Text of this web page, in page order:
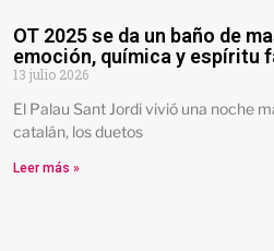
OT 2025 se da un baño de
emoción, química y espíritu
13 julio 2026
El Palau Sant Jordi vivió una noche
catalán, los duetos
Leer más »